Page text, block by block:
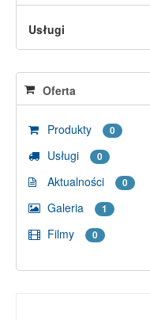
Usługi
Oferta
Produkty 0
Usługi 0
Aktualności 0
Galeria 1
Filmy 0